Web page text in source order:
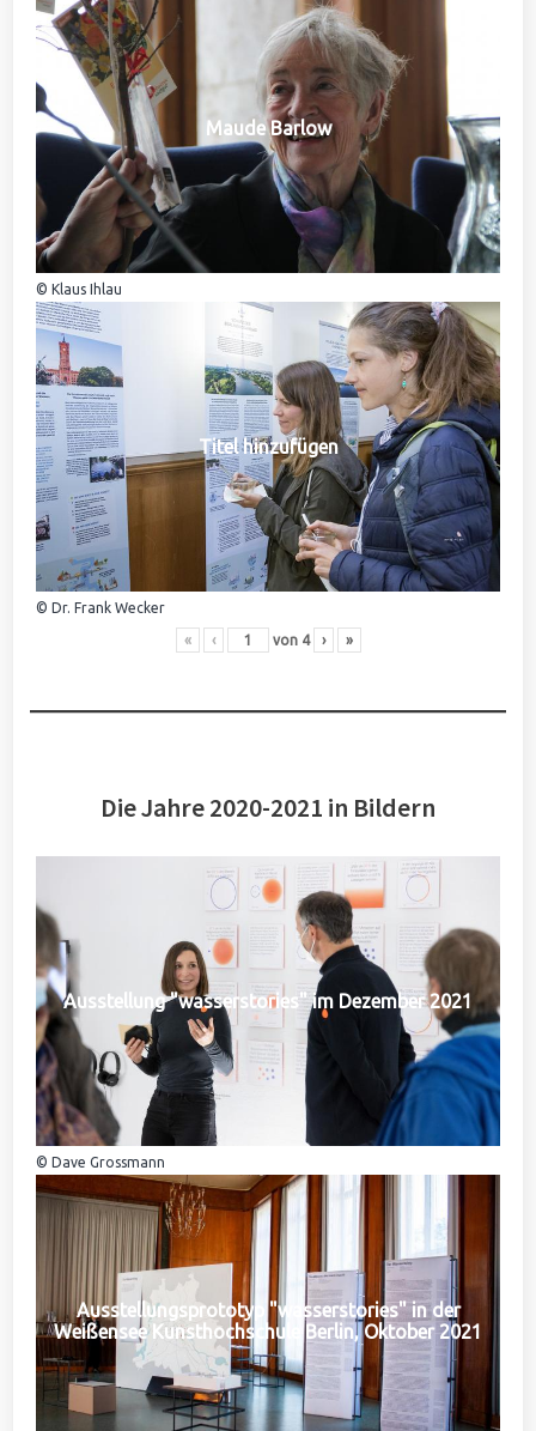
Maude Barlow
© Klaus Ihlau
Titel hinzufügen
© Dr. Frank Wecker
« ‹ von 4 › »
Die Jahre 2020-2021 in Bildern
Ausstellung "wasserstories" im Dezember 2021
© Dave Grossmann
Ausstellungsprototyp "wasserstories" in der
Weißensee Kunsthochschule Berlin, Oktober 2021